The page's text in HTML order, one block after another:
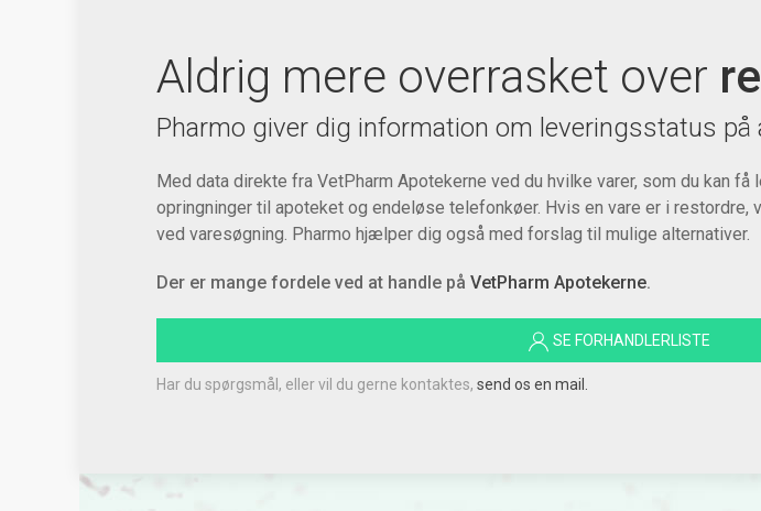
Aldrig mere overrasket over
Pharmo giver dig information om leveringsstatus
Med data direkte fra VetPharm Apotekerne ved du hvilke varer, som du kan få
opringninger til apoteket og endeløse telefonkøer. Hvis en vare er i
ved varesøgning. Pharmo hjælper dig også med forslag til mulige alternativer.
Der er mange fordele ved at handle på VetPharm Apotekerne.
SE FORHANDLERLISTE
Har du spørgsmål, eller vil du gerne kontaktes, send os en mail.